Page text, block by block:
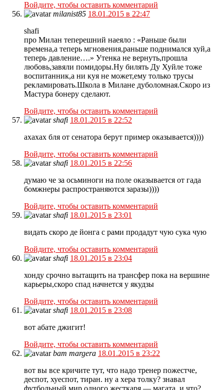
Войдите, чтобы оставить комментарий
milanist85 18.01.2015 в 22:47
shafi
про Милан теперешний наеяло : «Раньше были
времена,а теперь мгновения,раньше поднимался хуй,а
теперь давление….» Утенка не вернуть,прошла
любовь,завяли помидоры.Ну билять Ду Хуйле тоже
воспитанник,а ни куя не может,ему только трусы
рекламировать.Школа в Милане дуболомная.Скоро из
Мастура бонеру сделают.
Войдите, чтобы оставить комментарий
shafi 18.01.2015 в 22:52
ахахах бля от сенатора берут пример оказывается))))
Войдите, чтобы оставить комментарий
shafi 18.01.2015 в 22:56
думаю че за осьминоги на поле оказывается от гада
бомжнеры распространяются заразы))))
Войдите, чтобы оставить комментарий
shafi 18.01.2015 в 23:01
видать скоро де йонга с рами продадут чую сука чую
Войдите, чтобы оставить комментарий
shafi 18.01.2015 в 23:04
хонду срочно вытащить на трансфер пока на вершине
карьеры,скоро спад начнется у якудзы
Войдите, чтобы оставить комментарий
shafi 18.01.2015 в 23:08
вот абате джигит!
Войдите, чтобы оставить комментарий
bam margera 18.01.2015 в 23:22
вот вы все кричите тут, что надо тренер пожестче,
деспот, хуеспот, тиран. ну а хера толку? знавал